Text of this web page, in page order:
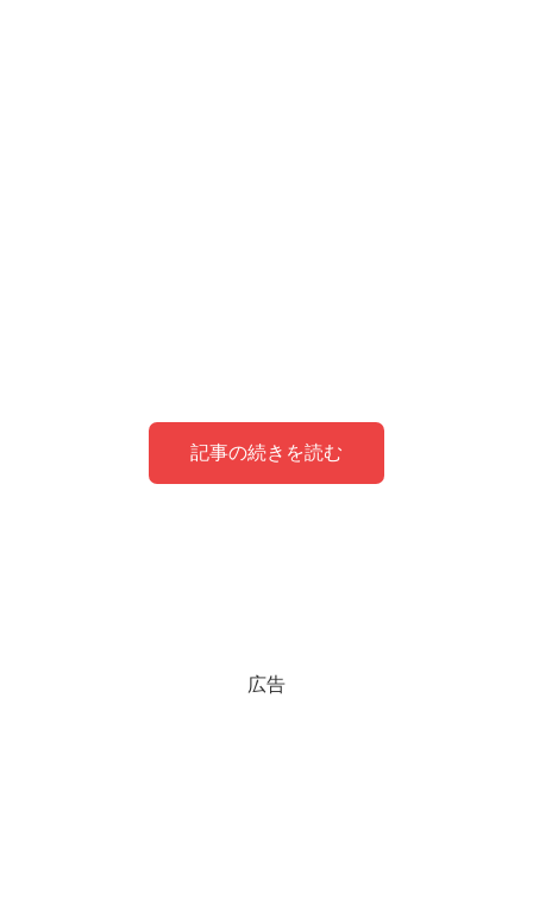
記事の続きを読む
まよTVを初めて知ったという方もいると思います。今回
広告